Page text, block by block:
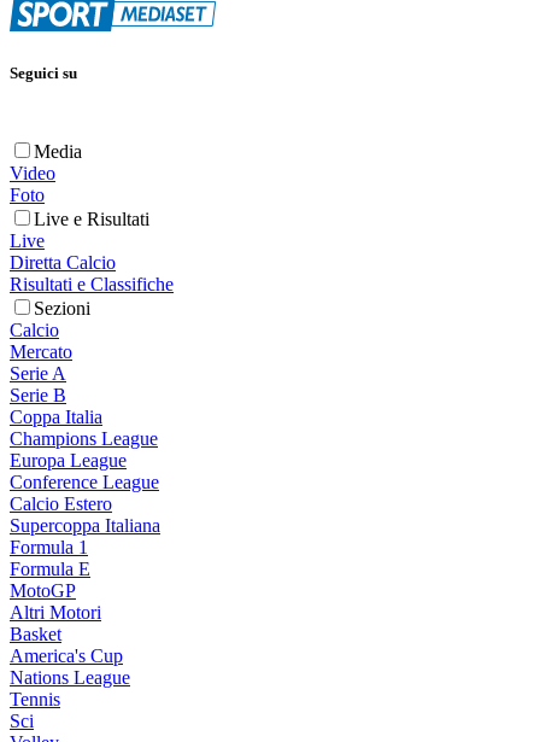
Seguici su
Media
Video
Foto
Live e Risultati
Live
Diretta Calcio
Risultati e Classifiche
Sezioni
Calcio
Mercato
Serie A
Serie B
Coppa Italia
Champions League
Europa League
Conference League
Calcio Estero
Supercoppa Italiana
Formula 1
Formula E
MotoGP
Altri Motori
Basket
America's Cup
Nations League
Tennis
Sci